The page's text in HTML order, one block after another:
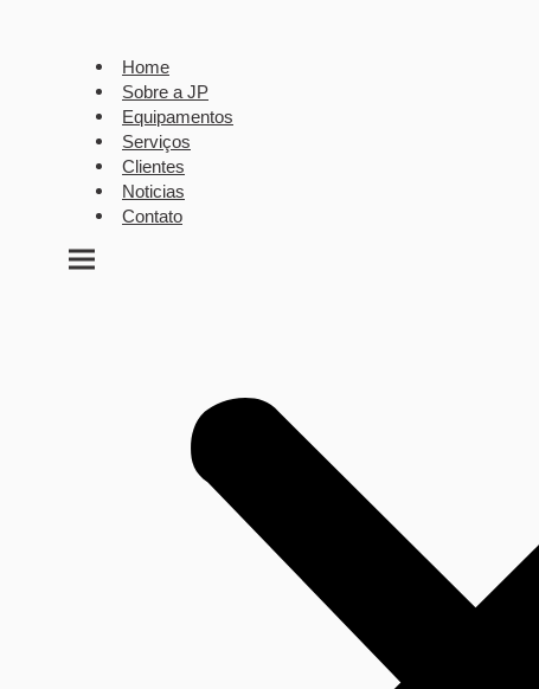
Home
Sobre a JP
Equipamentos
Serviços
Clientes
Noticias
Contato